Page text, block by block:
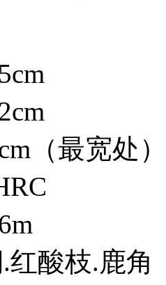
（最宽处）
红酸枝.鹿角